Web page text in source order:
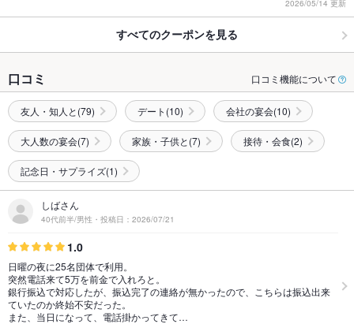
2026/05/14 更新
すべてのクーポンを見る
口コミ 口コミ機能について
友人・知人と(79) デート(10) 会社の宴会(10)
大人数の宴会(7) 家族・子供と(7) 接待・会食(2)
記念日・サプライズ(1)
しばさん
40代前半/男性・投稿日：2026/07/21
1.0
日曜の夜に25名団体で利用。
突然電話来て5万を前金で入れろと。
銀行振込で対応したが、振込完了の連絡が無かったので、こちらは振込出来
ていたのか終始不安だった。
また、当日になって、電話掛かってきて…